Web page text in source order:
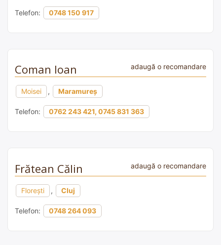
Telefon: 0748 150 917
Coman Ioan adaugă o recomandare
Moisei , Maramureș
Telefon: 0762 243 421, 0745 831 363
Frătean Călin adaugă o recomandare
Florești , Cluj
Telefon: 0748 264 093